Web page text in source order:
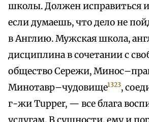
школы. Должен исправиться и
если думаешь, что дело не
в Англию. Мужская школа,
дисциплина в сочетании с
общество Сережи,
Минотавр–чудовище1323,
г-жи Tupper, — все блага